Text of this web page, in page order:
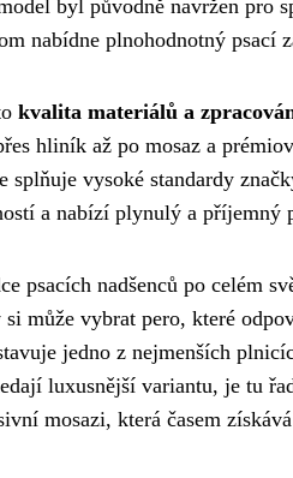
byl původně navržen pro
nabídne plnohodnotný psací
kvalita materiálů a
hliník až po mosaz a
vysoké standardy
a nabízí plynulý a příjemný
psacích nadšenců po celém
může vybrat pero, které
jedno z nejmenších
luxusnější variantu, je tu
mosazi, která časem